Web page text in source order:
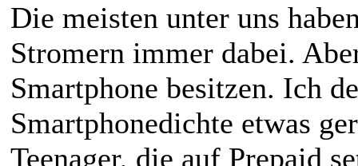
Die meisten unter uns
Stromern immer dabei.
Smartphone besitzen. Ich
Smartphonedichte etwas
Teenager, die auf Prepaid